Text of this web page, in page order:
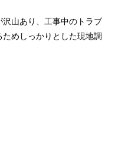
山あり、工事中のトラブ
めしっかりとした現地調